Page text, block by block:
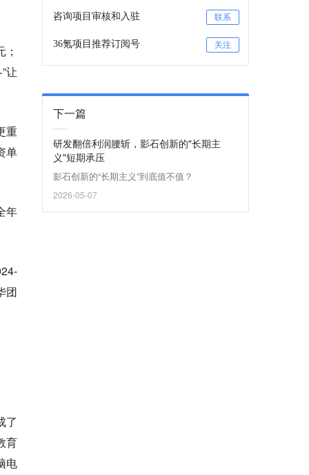
让
重
单
年
团
了
育
电
咨询项目审核和入驻 联系
36氪项目推荐订阅号 关注
下一篇
研发翻倍利润腰斩，影石创新的"长期主
义"短期承压
影石创新的“长期主义”到底值不值？
2026-05-07